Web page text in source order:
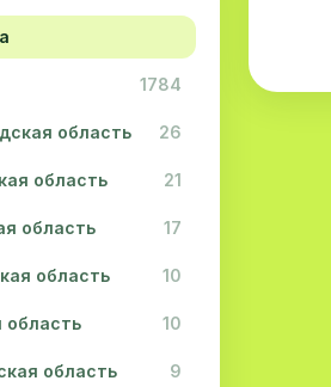
1784
область 26
область 21
область 17
область 10
область 10
область 9